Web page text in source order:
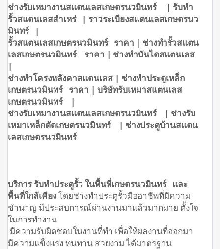
ช่างรับเหมางานสแตนเลสเกษตรนวมินทร์ | รับทำ
รั้วสแตนเลสสำเหร่ | ราวระเบียงสแตนเลสเกษตรนว
มินทร์ |
รั้วสแตนเลสเกษตรนวมินทร์ ราคา | ช่างทำรั้วสแตน
เลสเกษตรนวมินทร์ ราคา | ช่างทำบันไดสแตนเลส
|
ช่างทำโครงหลังคาสแตนเลส | ช่างทำประตูเหล็ก
เกษตรนวมินทร์ ราคา | บริษัทรับเหมาสแตนเลส
เกษตรนวมินทร์ |
ช่างรับเหมางานสแตนเลสเกษตรนวมินทร์ | ช่างรับ
เหมาเหล็กดัดเกษตรนวมินทร์ | ช่างประตูบ้านสแตน
เลสเกษตรนวมินทร์
บริการ รับทำประตูรั้ว ในพื้นที่เกษตรนวมินทร์ และ
พื้นที่ใกล้เคียงโดยช่างทำประตูรั้วมืออาชีพที่มีความ
ชำนาญ มีประสบการณ์ผ่านงานมาแล้วมากมาย ตั้งใจ
ในการทำงาน
มีความรับผิดชอบในงานที่ทำ เพื่อให้ผลงานที่ออกมา
มีความแข็งแรง ทนทาน สวยงาม ได้มาตรฐาน